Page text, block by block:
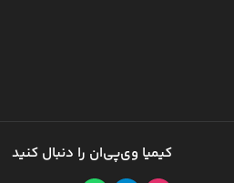
کیمیا وی‌پی‌ان را دنبال کنید